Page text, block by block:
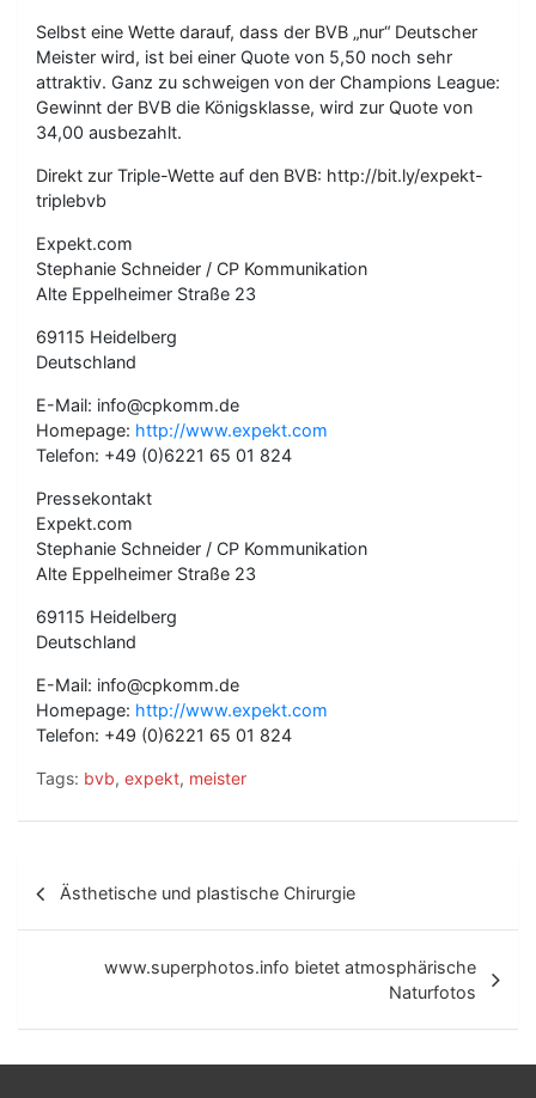
Selbst eine Wette darauf, dass der BVB „nur“ Deutscher
Meister wird, ist bei einer Quote von 5,50 noch sehr
attraktiv. Ganz zu schweigen von der Champions League:
Gewinnt der BVB die Königsklasse, wird zur Quote von
34,00 ausbezahlt.
Direkt zur Triple-Wette auf den BVB: http://bit.ly/expekt-
triplebvb
Expekt.com
Stephanie Schneider / CP Kommunikation
Alte Eppelheimer Straße 23
69115 Heidelberg
Deutschland
E-Mail: info@cpkomm.de
Homepage: http://www.expekt.com
Telefon: +49 (0)6221 65 01 824
Pressekontakt
Expekt.com
Stephanie Schneider / CP Kommunikation
Alte Eppelheimer Straße 23
69115 Heidelberg
Deutschland
E-Mail: info@cpkomm.de
Homepage: http://www.expekt.com
Telefon: +49 (0)6221 65 01 824
Tags: bvb, expekt, meister
r
Ästhetische und plastische Chirurgie
www.superphotos.info bietet atmosphärische
Naturfotos